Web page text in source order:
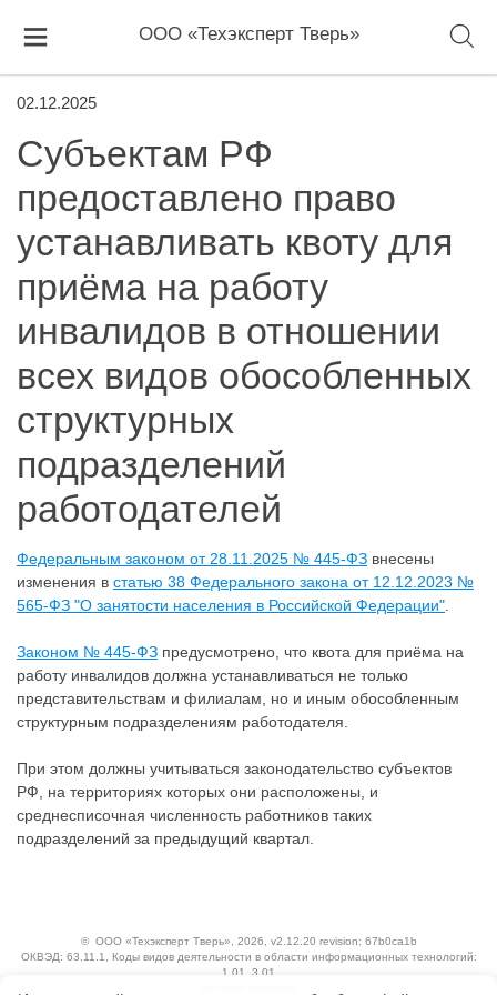
ООО «Техэксперт Тверь»
02.12.2025
Субъектам РФ
предоставлено право
устанавливать квоту для
приёма на работу
инвалидов в отношении
всех видов обособленных
структурных
подразделений
работодателей
Федеральным законом от 28.11.2025 № 445-ФЗ внесены
изменения в статью 38 Федерального закона от 12.12.2023 №
565-ФЗ "О занятости населения в Российской Федерации"
Законом № 445-ФЗ предусмотрено, что квота для приёма на
работу инвалидов должна устанавливаться не только
представительствам и филиалам, но и иным обособленным
структурным подразделениям работодателя.
При этом должны учитываться законодательство субъектов
РФ, на территориях которых они расположены, и
среднесписочная численность работников таких
подразделений за предыдущий квартал.
© ООО «Техэксперт Тверь» , 2026, v2.12.20 revision: 67b0ca1b
ОКВЭД: 63.11.1, Коды видов деятельности в области информационных технологий:
1.01, 3.01